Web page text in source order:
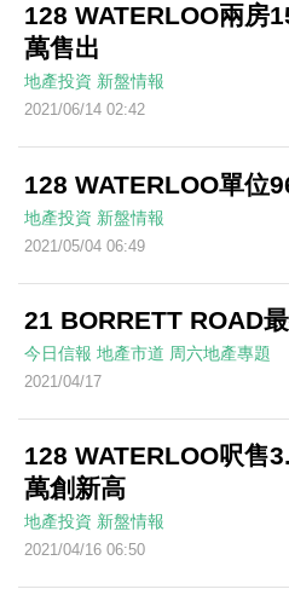
128 WATERLOO兩房
萬售出
地產投資 新盤情報
2021/06/14 02:42
128 WATERLOO單位
地產投資 新盤情報
2021/05/04 06:49
21 BORRETT ROAD
今日信報 地產市道 周六地產專題
2021/04/17
128 WATERLOO呎售
萬創新高
地產投資 新盤情報
2021/04/16 06:50